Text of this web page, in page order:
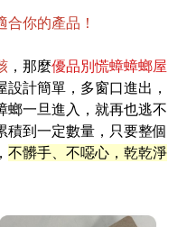
你的產品！
，那麼優品別慌蟑蟑螂屋
計簡單，多窗口進出，
螂一旦進入，就再也逃不
積到一定數量，只要整個
不髒手、不噁心，乾乾淨